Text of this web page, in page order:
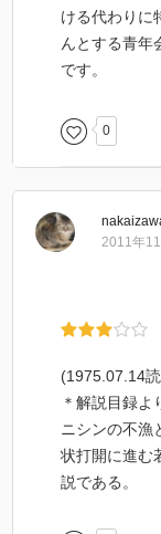
ける代わりに
んとする青年
です。
0
2011年
(1975.07.14
＊解説目録よ
ニシンの不漁
状打開に進む
説である。